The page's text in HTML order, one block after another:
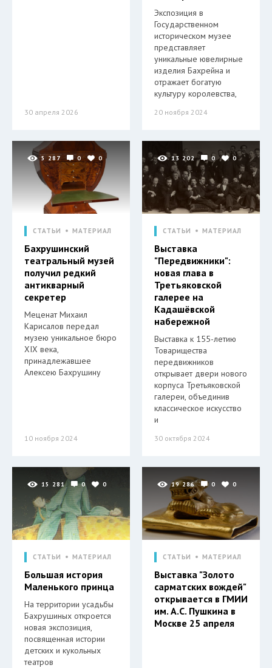
30 апреля 2026
Экспозиция в
Государственном
историческом музее
представляет
уникальные ювелирные
изделия Бахрейна и
отражает богатую
культуру королевства,
20 ноября 2024
5 287 0 0
СТАТЬИ МАТЕРИАЛ
Бахрушинский
театральный музей
получил редкий
антикварный
секретер
Меценат Михаил
Карисалов передал
музею уникальное бюро
XIX века,
принадлежавшее
Алексею Бахрушину
10 ноября 2024
13 202 0 0
СТАТЬИ МАТЕРИАЛ
Выставка
"Передвижники":
новая глава в
Третьяковской
галерее на
Кадашёвской
набережной
Выставка к 155-летию
Товарищества
передвижников
открывает двери нового
корпуса Третьяковской
галереи, объединив
классическое искусство
и
30 октября 2024
15 281 0 0
СТАТЬИ МАТЕРИАЛ
Большая история
Маленького принца
На территории усадьбы
Бахрушиных откроется
новая экспозиция,
посвященная истории
детских и кукольных
театров
19 286 0 0
СТАТЬИ МАТЕРИАЛ
Выставка "Золото
сарматских вождей"
открывается в ГМИИ
им. А.С. Пушкина в
Москве 25 апреля